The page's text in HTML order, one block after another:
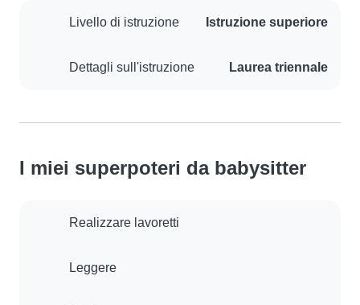
Livello di istruzione Istruzione superiore
Dettagli sull'istruzione Laurea triennale
I miei superpoteri da babysitter
Realizzare lavoretti
Leggere